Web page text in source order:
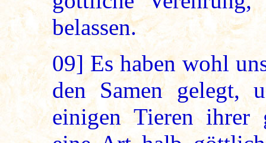
belassen.
09] Es haben wohl
den Samen gelegt,
einigen Tieren ihrer